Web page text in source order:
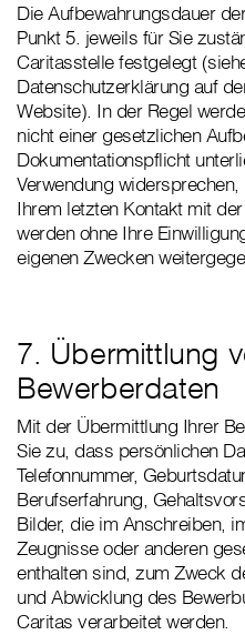
Die Aufbewahrungsdauer
Punkt 5. jeweils für Sie
Caritasstelle festgelegt
Datenschutzerklärung auf
Website). In der Regel
nicht einer gesetzlichen
Dokumentationspflicht
Verwendung
Ihrem letzten Kontakt mit
werden ohne Ihre
eigenen Zwecken
7. Übermittlung
Bewerberdaten
Mit der Übermittlung Ihrer
Sie zu, dass persönlichen
Telefonnummer,
Berufserfahrung,
Bilder, die im Anschreiben,
Zeugnisse oder anderen
enthalten sind, zum Zweck
und Abwicklung des
Caritas verarbeitet werden.